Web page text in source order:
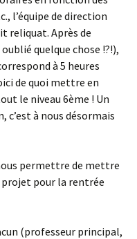
l’équipe de direction
reliquat. Après de
quelque chose !?!),
à 5 heures
de quoi mettre en
le niveau 6ème ! Un
c’est à nous désormais
permettre de mettre
projet pour la rentrée
(professeur principal,